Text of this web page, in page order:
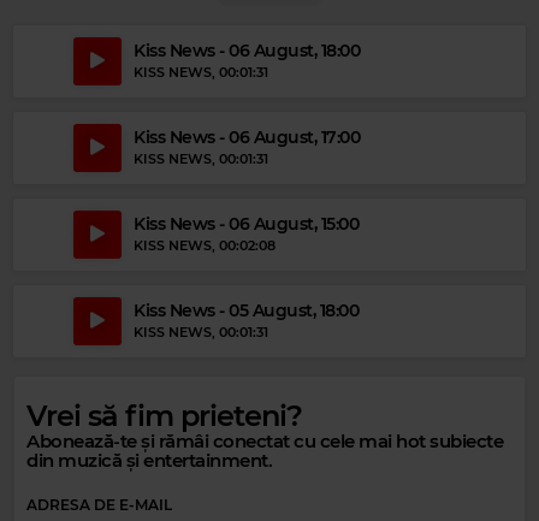
Magic Gold
Kiss News - 06 August, 18:00
KISS NEWS, 00:01:31
Kiss News - 06 August, 17:00
KISS NEWS, 00:01:31
Kiss News - 06 August, 15:00
KISS NEWS, 00:02:08
Kiss News - 05 August, 18:00
KISS NEWS, 00:01:31
Vrei să fim prieteni?
Abonează-te și rămâi conectat cu cele mai hot subiecte
din muzică și entertainment.
ADRESA DE E-MAIL